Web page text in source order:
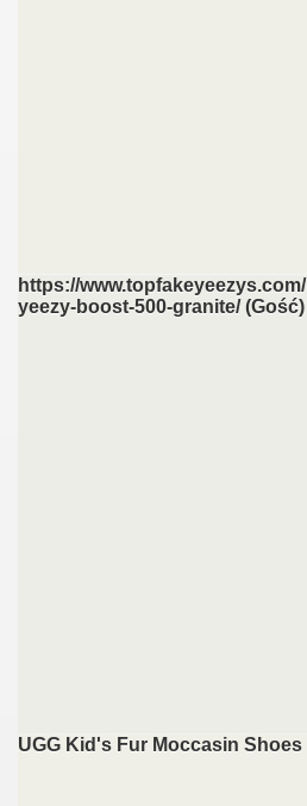
https://
yeezy-boost-500-granite/ (Gość)
UGG Kid's Fur Moccasin Shoes